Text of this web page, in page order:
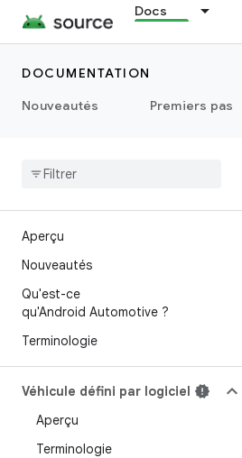
Docs
DOCUMENTATION
Nouveautés
Premiers pas
Aperçu
Nouveautés
Qu'est-ce
qu'Android Automotive ?
Terminologie
Véhicule défini par logiciel
Aperçu
Terminologie